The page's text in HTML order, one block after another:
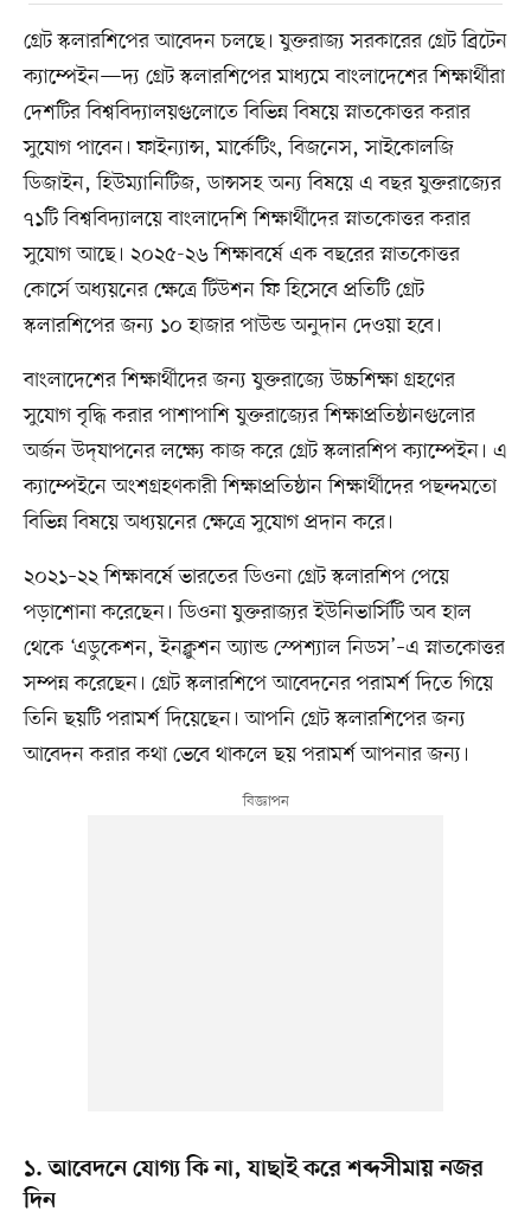
গ্রেট স্কলারশিপের আবেদন চলছে। যুক্তরাজ্য সরকারের গ্রেট ব্রিটেন
ক্যাম্পেইন—দ্য গ্রেট স্কলারশিপের মাধ্যমে বাংলাদেশের শিক্ষার্থীরা
দেশটির বিশ্ববিদ্যালয়গুলোতে বিভিন্ন বিষয়ে স্নাতকোত্তর করার
সুযোগ পাবেন। ফাইন্যান্স, মার্কেটিং, বিজনেস, সাইকোলজি
ডিজাইন, হিউম্যানিটিজ, ডান্সসহ অন্য বিষয়ে এ বছর যুক্তরাজ্যের
৭১টি বিশ্ববিদ্যালয়ে বাংলাদেশি শিক্ষার্থীদের স্নাতকোত্তর করার
সুযোগ আছে। ২০২৫-২৬ শিক্ষাবর্ষে এক বছরের স্নাতকোত্তর
কোর্সে অধ্যয়নের ক্ষেত্রে টিউশন ফি হিসেবে প্রতিটি গ্রেট
স্কলারশিপের জন্য ১০ হাজার পাউন্ড অনুদান দেওয়া হবে।
বাংলাদেশের শিক্ষার্থীদের জন্য যুক্তরাজ্যে উচ্চশিক্ষা গ্রহণের
সুযোগ বৃদ্ধি করার পাশাপাশি যুক্তরাজ্যের শিক্ষাপ্রতিষ্ঠানগুলোর
অর্জন উদ্‌যাপনের লক্ষ্যে কাজ করে গ্রেট স্কলারশিপ ক্যাম্পেইন। এ
ক্যাম্পেইনে অংশগ্রহণকারী শিক্ষাপ্রতিষ্ঠান শিক্ষার্থীদের পছন্দমতো
বিভিন্ন বিষয়ে অধ্যয়নের ক্ষেত্রে সুযোগ প্রদান করে।
২০২১–২২ শিক্ষাবর্ষে ভারতের ডিওনা গ্রেট স্কলারশিপ পেয়ে
পড়াশোনা করেছেন। ডিওনা যুক্তরাজ্যর ইউনিভার্সিটি অব হাল
থেকে ‘এডুকেশন, ইনক্লুশন অ্যান্ড স্পেশ্যাল নিডস’–এ স্নাতকোত্তর
সম্পন্ন করেছেন। গ্রেট স্কলারশিপে আবেদনের পরামর্শ দিতে গিয়ে
তিনি ছয়টি পরামর্শ দিয়েছেন। আপনি গ্রেট স্কলারশিপের জন্য
আবেদন করার কথা ভেবে থাকলে ছয় পরামর্শ আপনার জন্য।
১. আবেদনে যোগ্য কি না, যাছাই করে শব্দসীমায় নজর
দিন